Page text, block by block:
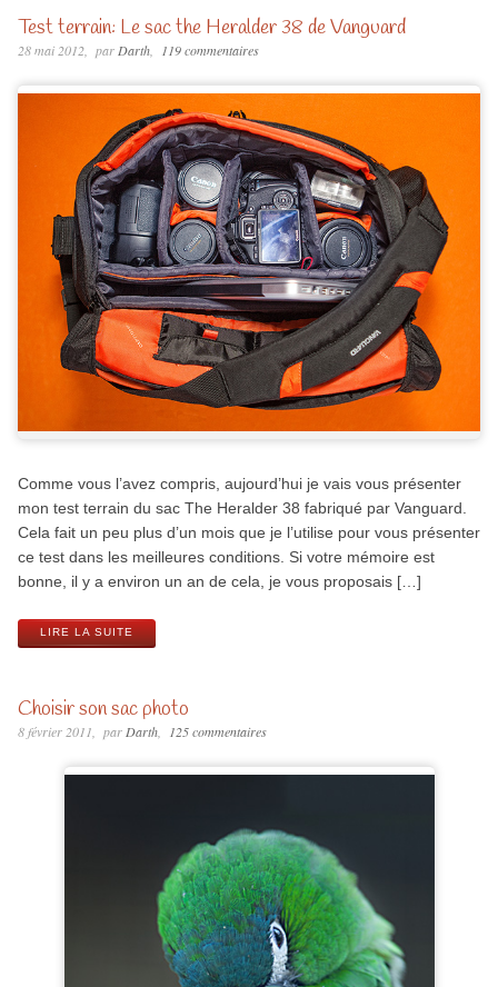
Test terrain: Le sac the Heralder 38 de Vanguard
28 mai 2012 par Darth 119 commentaires
Comme vous l’avez compris, aujourd’hui je vais vous présenter
mon test terrain du sac The Heralder 38 fabriqué par Vanguard.
Cela fait un peu plus d’un mois que je l’utilise pour vous présenter
ce test dans les meilleures conditions. Si votre mémoire est
bonne, il y a environ un an de cela, je vous proposais […]
LIRE LA SUITE
Choisir son sac photo
8 février 2011 par Darth 125 commentaires